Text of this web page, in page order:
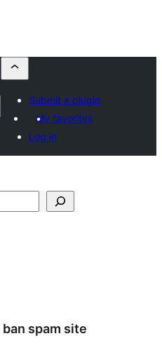
Submit a plugin
My favorites
Log in
ban spam site